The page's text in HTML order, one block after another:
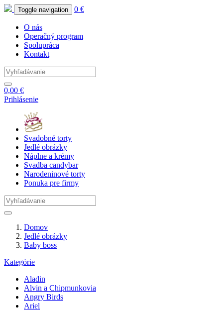
Toggle navigation 0 €
O nás
Operačný program
Spolupráca
Kontakt
0,00 €
Prihlásenie
Svadobné torty
Jedlé obrázky
Náplne a krémy
Svadba candybar
Narodeninové torty
Ponuka pre firmy
Domov
Jedlé obrázky
Baby boss
Kategórie
Aladin
Alvin a Chipmunkovia
Angry Birds
Ariel